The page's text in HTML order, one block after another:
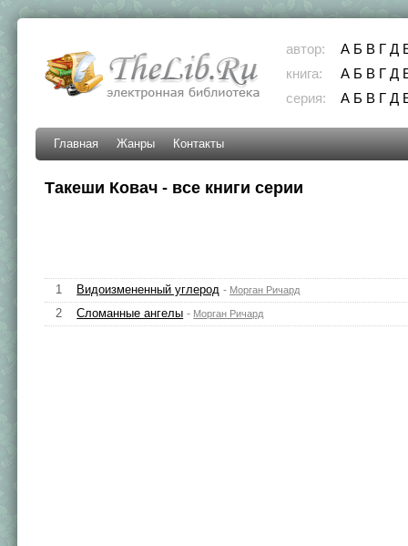
автор: А Б В Г Д
книга:
А Б В Г Д
серия:
А Б В Г Д
Главная Жанры Контакты
Такеши Ковач - все книги серии
1 Видоизмененный углерод - Морган Ричард
2 Сломанные ангелы - Морган Ричард